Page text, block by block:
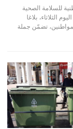
للسلامة الصحية
الثلاثاء، بلاغا
تضمّن جملة